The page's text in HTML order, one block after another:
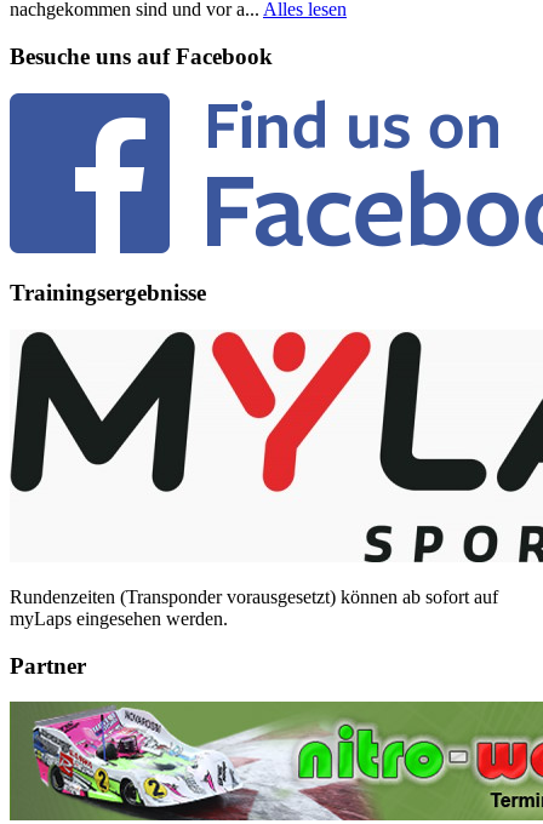
nachgekommen sind und vor a... Alles lesen
Besuche uns auf Facebook
Trainingsergebnisse
Rundenzeiten (Transponder vorausgesetzt) können ab sofort auf
myLaps eingesehen werden.
Partner